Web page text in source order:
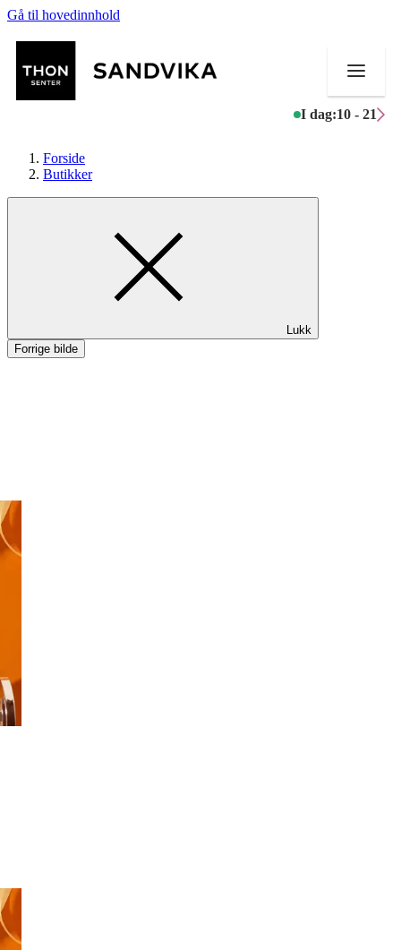
Gå til hovedinnhold
I dag:10 - 21
Mat og drikke
Aktiviteter
Forside
Butikker
Lukk
Forrige bilde